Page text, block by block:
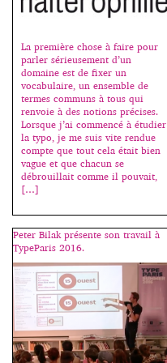
C’est avec cet ouvrage que
livres”. Il n’est pas dans mon
intention de chroniquer toutes
les sorties en relation avec la
typographie, mais seulement les
indispensables, les nécessaires.
Moi-même, j’achète assez peu de
livres sur le sujet ; si beaucoup
d’ouvrages sortent chaque
année, assez peu sont
importants. Et c’est sur ceux-là
que […]
La première chose à faire pour
parler sérieusement d’un
domaine est de fixer un
vocabulaire, un ensemble de
termes communs à tous qui
renvoie à des notions précises.
Lorsque j’ai commencé à étudier
la typo, je me suis vite rendue
compte que tout cela était bien
vague et que chacun se
débrouillait comme il pouvait,
[…]
Peter Bilak présente son travail à
TypeParis 2016.